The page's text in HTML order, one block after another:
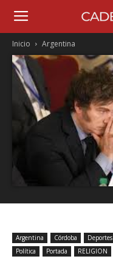
Inicio Argentina
Argentina Córdoba Deportes
Política
Portada RELIGION